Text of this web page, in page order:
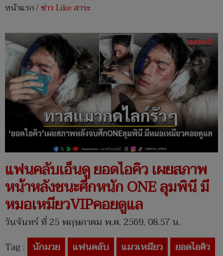
หน้าแรก/ข่าว Like สาระ
แฟนคลับเอ็นดู ยอดไอคิว เผยสภาพ
หน้าหลังชนะศึกหนัก ONE ลุมพินี มี
หมอเหมียวVIPคอยดูแล
วันจันทร์ ที่ 25 พฤษภาคม พ.ศ. 2569, 08.57 น.
Tag : นักมวย แฟนคลับ แมวเหมียว
ยอดไอคิว